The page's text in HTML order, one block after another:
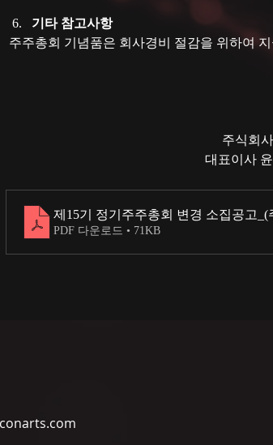
기타 참고사항
주주총회 기념품은 회사경비 절감을 위하여
주식회
대표이사
제15기 정기주주총회 변경 소집공고_(
PDF 다운로드 • 71KB